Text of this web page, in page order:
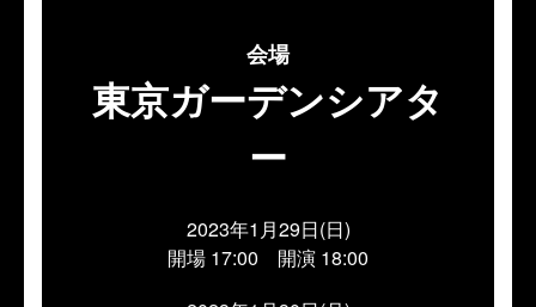
会場
東京ガーデンシアタ
ー
2023年1月29日(日)
開場 17:00 開演 18:00